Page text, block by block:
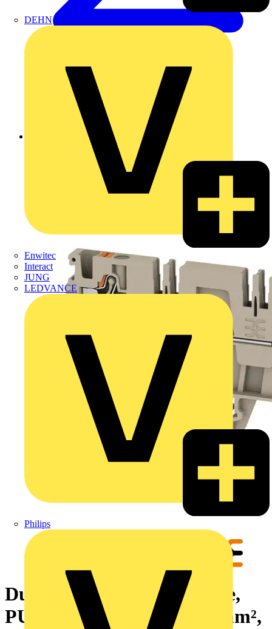
DEHN
Enwitec
Interact
JUNG
LEDVANCE
Philips
Zurück zu Produkte
Durchgangs-Reihenklemme,
PUSH IN, dunkelbeige, 4 mm²,